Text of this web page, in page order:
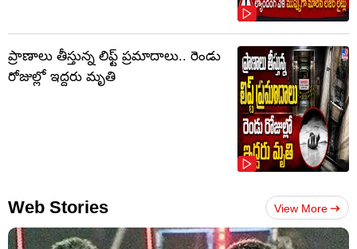
ప్రాణాలు తీస్తున్న లిఫ్ట్‌ ప్రమాదాలు.. రెండు
రోజుల్లో ఇద్దరు మృతి
Web Stories View More